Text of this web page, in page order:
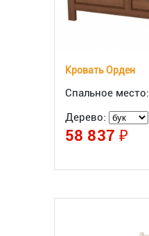
Кровать Орден
Спальное место:
Дерево:
58 837 ₽